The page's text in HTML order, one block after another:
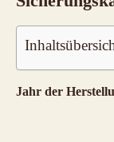
Jahr der